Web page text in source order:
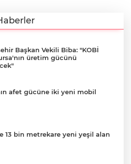
Başkan Vekili Biba: "KOBİ
üretim gücünü
afet gücüne iki yeni mobil
13 bin metrekare yeni yeşil alan